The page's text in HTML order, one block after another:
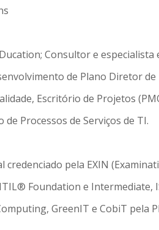
Consultor e
de Plano Diretor
Escritório de Projetos
de Processos de Serviços de TI.
credenciado pela EXIN
Foundation e Intermediate,
GreenIT e CobiT pela